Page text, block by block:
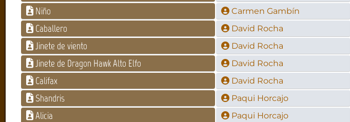
Niño Carmen Gambín
Caballero David Rocha
Jinete de viento David Rocha
Jinete de Dragon Hawk Alto Elfo David Rocha
Califax David Rocha
Shandris Paqui Horcajo
Alicia Paqui Horcajo